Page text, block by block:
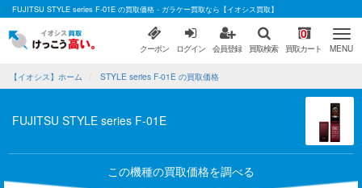
FUJITSU STYLE series F-01E の買取価格 - ガラケー買取なら【イオシス買取】
クーポン ログイン 会員登録 買取検索
0
買取カート MENU
【イオシス】ホーム STYLE series F-01E の買取価格
FUJITSU STYLE series F-01E
この機種の買取価格を調べる